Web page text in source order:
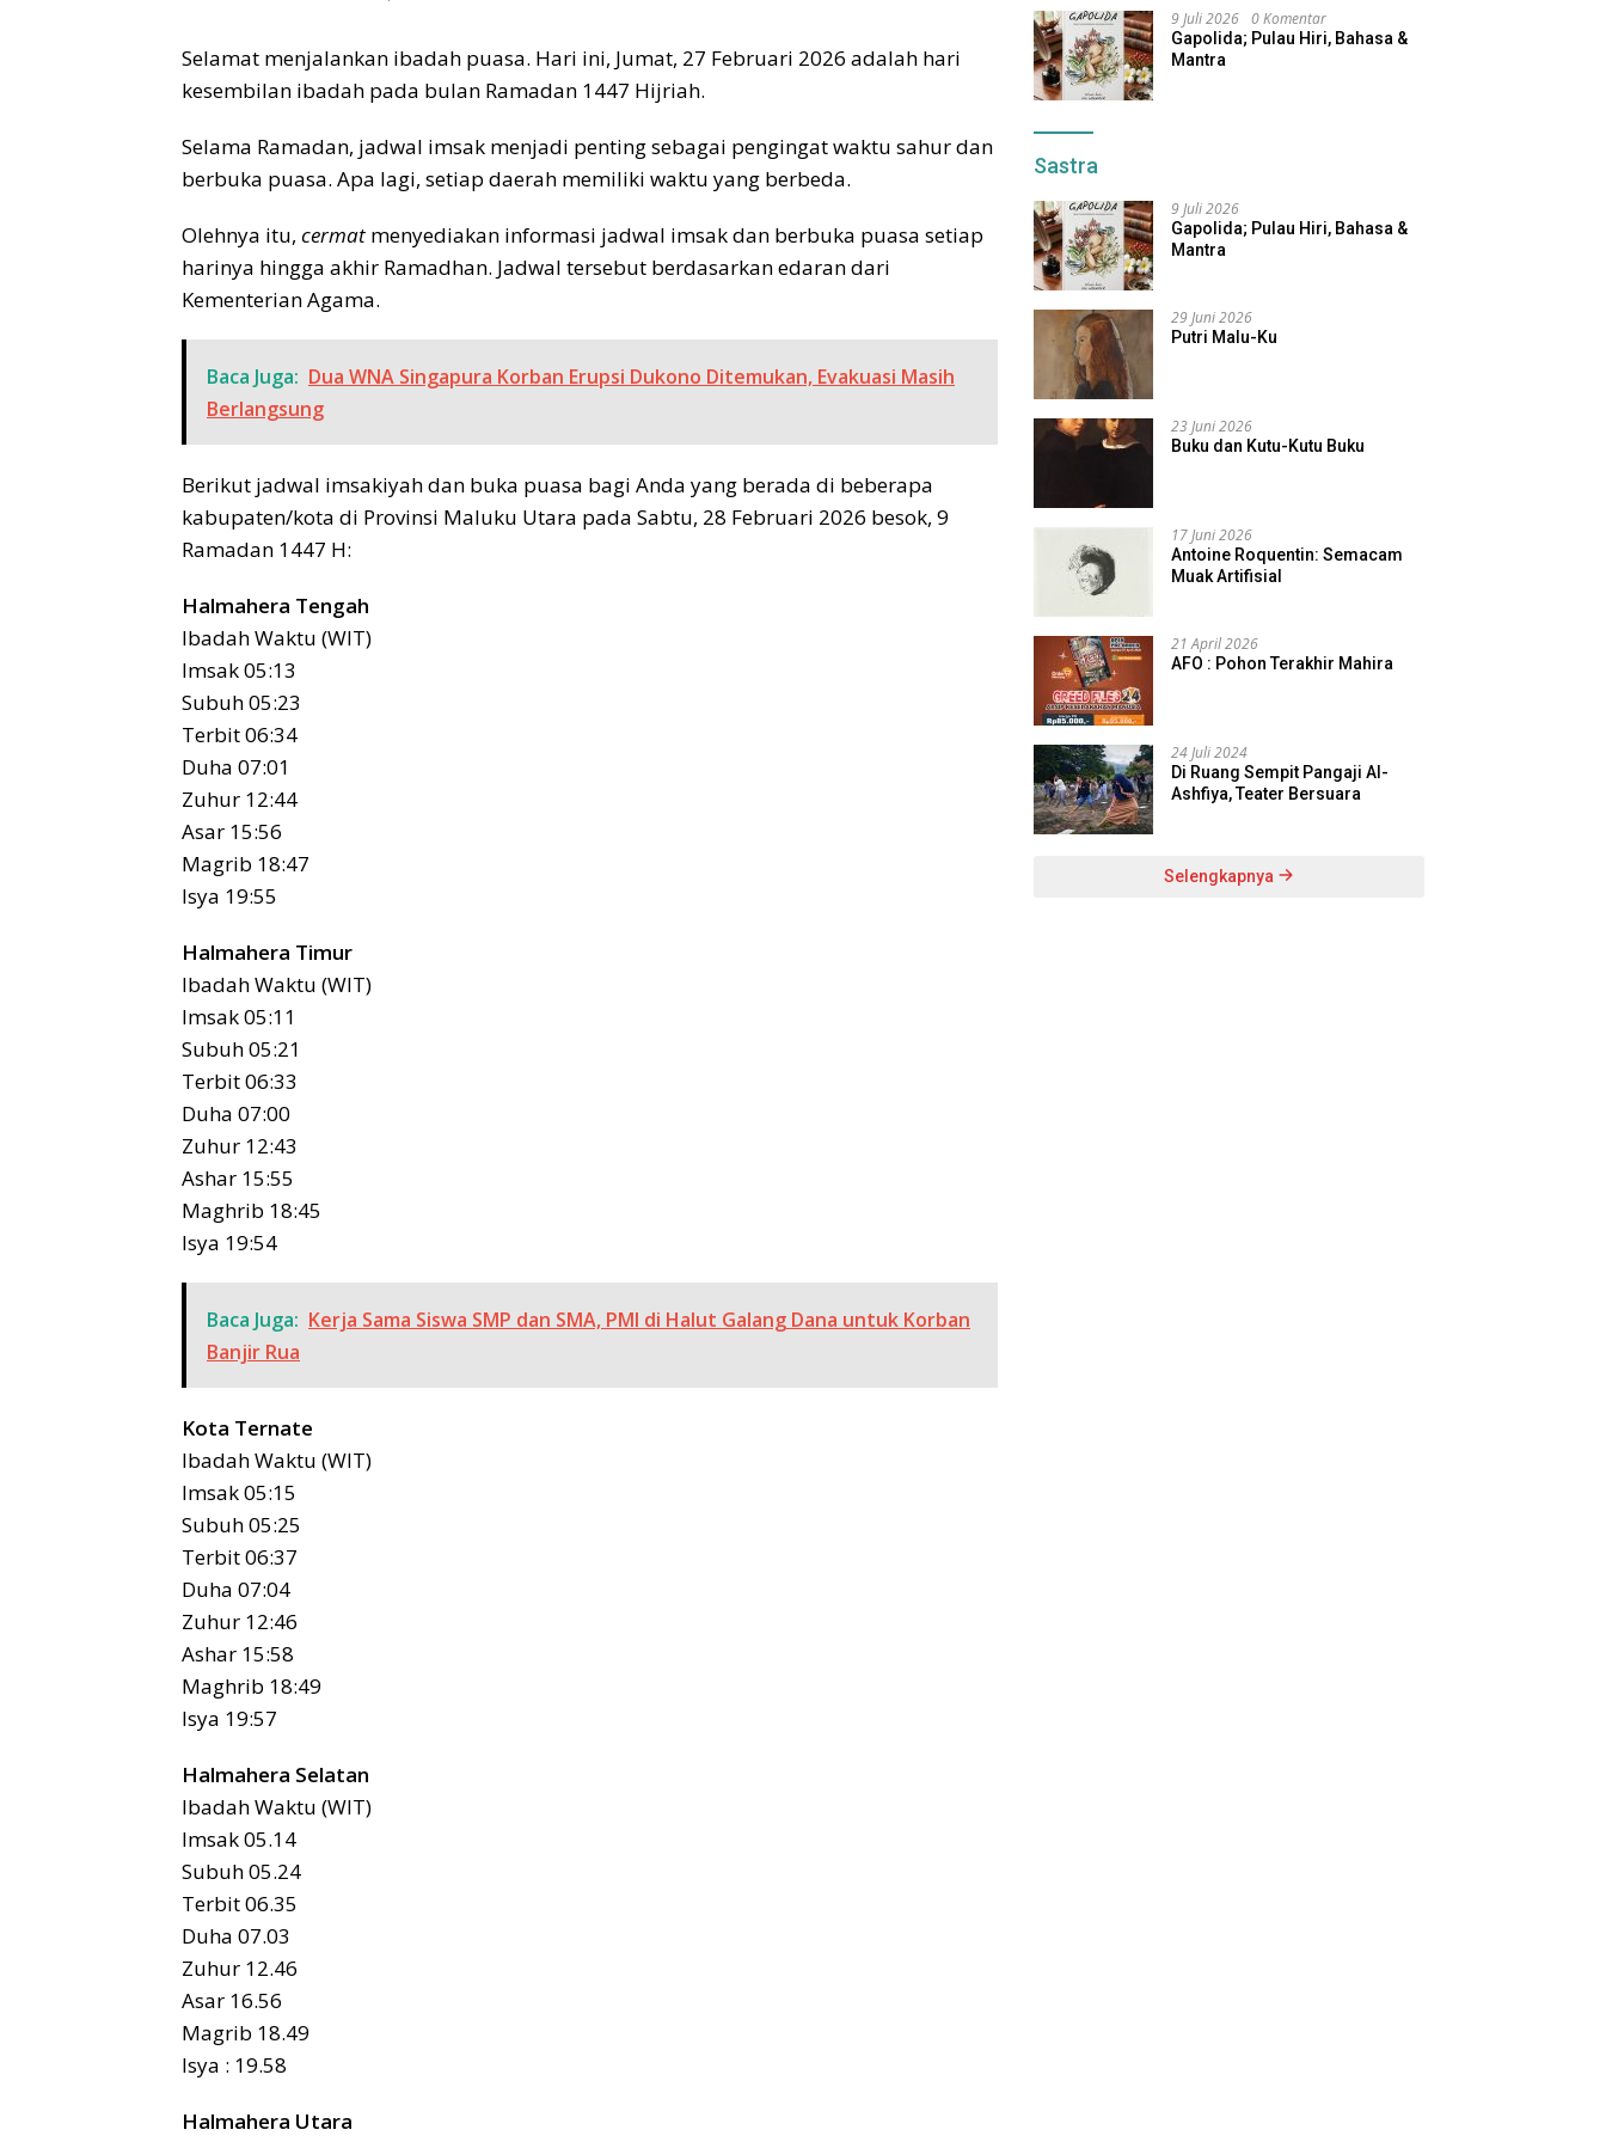
Selamat menjalankan ibadah puasa. Hari ini, Jumat, 27 Februari 2026 adalah hari
kesembilan ibadah pada bulan Ramadan 1447 Hijriah.
Selama Ramadan, jadwal imsak menjadi penting sebagai pengingat waktu sahur dan
berbuka puasa. Apa lagi, setiap daerah memiliki waktu yang berbeda.
Olehnya itu, cermat menyediakan informasi jadwal imsak dan berbuka puasa setiap
harinya hingga akhir Ramadhan. Jadwal tersebut berdasarkan edaran dari
Kementerian Agama.
Baca Juga: Dua WNA Singapura Korban Erupsi Dukono Ditemukan, Evakuasi Masih
Berlangsung
Berikut jadwal imsakiyah dan buka puasa bagi Anda yang berada di beberapa
kabupaten/kota di Provinsi Maluku Utara pada Sabtu, 28 Februari 2026 besok, 9
Ramadan 1447 H:
Halmahera Tengah
Ibadah Waktu (WIT)
Imsak 05:13
Subuh 05:23
Terbit 06:34
Duha 07:01
Zuhur 12:44
Asar 15:56
Magrib 18:47
Isya 19:55
Halmahera Timur
Ibadah Waktu (WIT)
Imsak 05:11
Subuh 05:21
Terbit 06:33
Duha 07:00
Zuhur 12:43
Ashar 15:55
Maghrib 18:45
Isya 19:54
Baca Juga: Kerja Sama Siswa SMP dan SMA, PMI di Halut Galang Dana untuk Korban
Banjir Rua
Kota Ternate
Ibadah Waktu (WIT)
Imsak 05:15
Subuh 05:25
Terbit 06:37
Duha 07:04
Zuhur 12:46
Ashar 15:58
Maghrib 18:49
Isya 19:57
Halmahera Selatan
Ibadah Waktu (WIT)
Imsak 05.14
Subuh 05.24
Terbit 06.35
Duha 07.03
Zuhur 12.46
Asar 16.56
Magrib 18.49
Isya : 19.58
Halmahera Utara
9 Juli 2026 0 Komentar
Gapolida; Pulau Hiri, Bahasa &
Mantra
Sastra
9 Juli 2026
Gapolida; Pulau Hiri, Bahasa &
Mantra
29 Juni 2026
Putri Malu-Ku
23 Juni 2026
Buku dan Kutu-Kutu Buku
17 Juni 2026
Antoine Roquentin: Semacam
Muak Artifisial
21 April 2026
AFO : Pohon Terakhir Mahira
24 Juli 2024
Di Ruang Sempit Pangaji Al-
Ashfiya, Teater Bersuara
Selengkapnya